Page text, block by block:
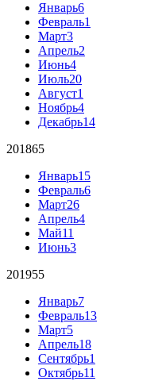
Январь6
Февраль1
Март3
Апрель2
Июнь4
Июль20
Август1
Ноябрь4
Декабрь14
201865
Январь15
Февраль6
Март26
Апрель4
Май11
Июнь3
201955
Январь7
Февраль13
Март5
Апрель18
Сентябрь1
Октябрь11